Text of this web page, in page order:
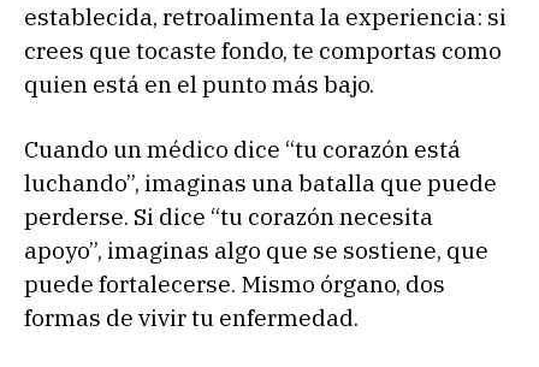
establecida, retroalimenta la experiencia: si
crees que tocaste fondo, te comportas como
quien está en el punto más bajo.
Cuando un médico dice “tu corazón está
luchando”, imaginas una batalla que puede
perderse. Si dice “tu corazón necesita
apoyo”, imaginas algo que se sostiene, que
puede fortalecerse. Mismo órgano, dos
formas de vivir tu enfermedad.